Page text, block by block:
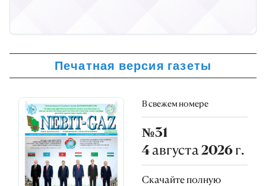
Печатная версия газеты
В свежем номере
№31
4 августа 2026 г.
Скачайте полную